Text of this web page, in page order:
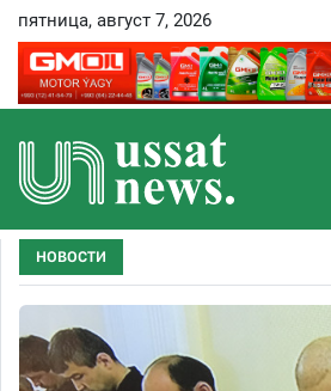
пятница, август 7, 2026
НОВОСТИ